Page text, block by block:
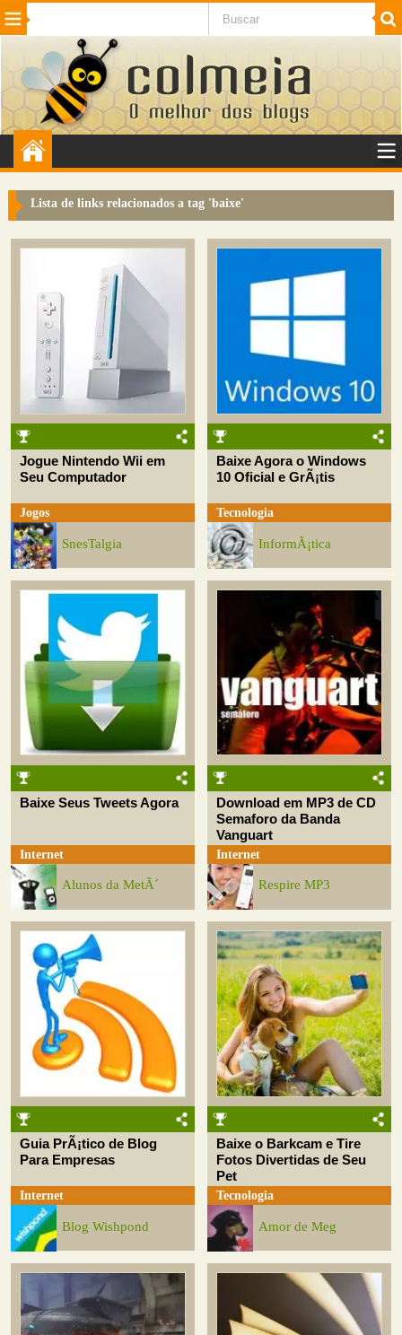
Beleza Cinema e TV
Internet Jogos NotÃ­cias SaÃºde
VeÃ­culos Adulto
Sugerir Link
Perguntas Frequentes
Contato
Lista de links relacionados a tag 'baixe'
Jogue Nintendo Wii em
Seu Computador
Jogos
SnesTalgia
Baixe Agora o Windows
10 Oficial e GrÃ¡tis
Tecnologia
InformÃ¡tica
Baixe Seus Tweets Agora
Internet
Alunos da MetÃ´
Download em MP3 de CD
Semaforo da Banda
Vanguart
Internet
Respire MP3
Guia PrÃ¡tico de Blog
Para Empresas
Internet
Blog Wishpond
Baixe o Barkcam e Tire
Fotos Divertidas de Seu
Pet
Tecnologia
Amor de Meg